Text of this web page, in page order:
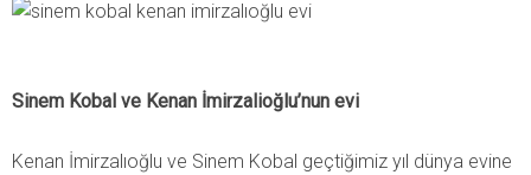
Sinem Kobal ve Kenan İmirzalioğlu’nun evi
Kenan İmirzalıoğlu ve Sinem Kobal geçtiğimiz yıl dünya evine